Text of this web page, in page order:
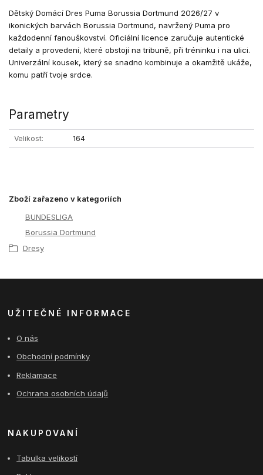
Dětský Domácí Dres Puma Borussia Dortmund 2026/27 v
ikonických barvách Borussia Dortmund, navržený Puma pro
každodenní fanouškovství. Oficiální licence zaručuje autentické
detaily a provedení, které obstojí na tribuně, při tréninku i na ulici.
Univerzální kousek, který se snadno kombinuje a okamžitě ukáže,
komu patří tvoje srdce.
Parametry
Velikost 164
Zboží zařazeno v kategoriích
BUNDESLIGA
Borussia Dortmund
Dresy
UŽITEČNÉ INFORMACE
O nás
Obchodní podmínky
Reklamace
Ochrana osobních údajů
NAKUPOVANÍ
Tabulka velikostí